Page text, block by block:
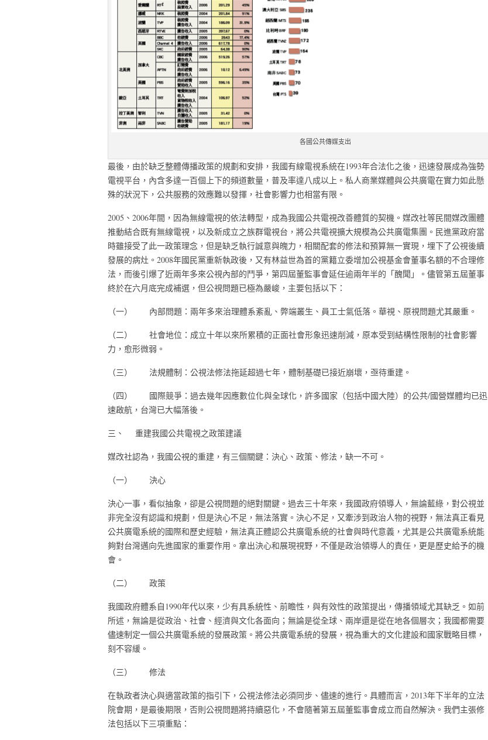
各國公共傳媒支出
最後，由於缺乏整體傳播政策的規劃和安排，我國有線電視系統在1993年合法化之後，迅速發展成為強勢
電視平台，內含多達一百個上下的頻道數量，普及率達八成以上。私人商業媒體與公共廣電在實力如此懸
殊的狀況下，公共服務的效應難以發揮，社會影響力也相當有限。
2005、2006年間，因為無線電視的依法轉型，成為我國公共電視改善體質的契機。媒改社等民間媒改團體
推動結合既有無線電視，以及新成立之族群電視台，將公共電視擴大規模為公共廣電集團。民進黨政府當
時雖接受了此一政策理念，但是缺乏執行誠意與魄力，相關配套的修法和預算無一實現，埋下了公視後續
發展的病灶。2008年國民黨重新執政後，又有林益世為首的黨籍立委增加公視基金會董事名額的不合理修
法，而後引爆了近兩年多來公視內部的鬥爭，第四屆董監事會延任逾兩年半的「醜聞」。儘管第五屆董事
終於在六月底完成補選，但公視問題已極為嚴峻，主要包括以下：
（一） 內部問題：兩年多來治理體系紊亂、弊端叢生、員工士氣低落。華視、原視問題尤其嚴重。
（二） 社會地位：成立十年以來所累積的正面社會形象迅速削減，原本受到結構性限制的社會影響
力，愈形微弱。
（三） 法規體制：公視法修法拖延超過七年，體制基礎已接近崩壞，亟待重建。
（四） 國際競爭：過去幾年因應數位化與全球化，許多國家（包括中國大陸）的公共/國營媒體均已迅
速啟航，台灣已大幅落後。
三、 重建我國公共電視之政策建議
媒改社認為，我國公視的重建，有三個關鍵：決心、政策、修法，缺一不可。
（一） 決心
決心一事，看似抽象，卻是公視問題的絕對關鍵。過去三十年來，我國政府領導人，無論藍綠，對公視並
非完全沒有認識和規劃，但是決心不足，無法落實。決心不足，又牽涉到政治人物的視野，無法真正看見
公共廣電系統的國際和歷史經驗，無法真正體認公共廣電系統的社會與時代意義，尤其是公共廣電系統能
夠對台灣邁向先進國家的重要作用。拿出決心和展現視野，不僅是政治領導人的責任，更是歷史給予的機
會。
（二） 政策
我國政府體系自1990年代以來，少有具系統性、前瞻性，與有效性的政策提出，傳播領域尤其缺乏。如前
所述，無論是從政治、社會、經濟與文化各面向；無論是從全球、兩岸還是從在地各個層次；我國都需要
儘速制定一個公共廣電系統的發展政策。將公共廣電系統的發展，視為重大的文化建設和國家戰略目標，
刻不容緩。
（三） 修法
在執政者決心與適當政策的指引下，公視法修法必須同步、儘速的進行。具體而言，2013年下半年的立法
院會期，是最後期限，否則公視問題將持續惡化，不會隨著第五屆董監事會成立而自然解決。我們主張修
法包括以下三項重點：